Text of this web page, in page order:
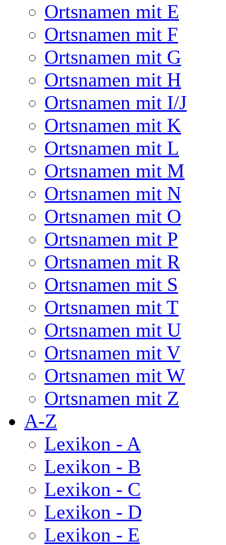
Ortsnamen mit E
Ortsnamen mit F
Ortsnamen mit G
Ortsnamen mit H
Ortsnamen mit I/J
Ortsnamen mit K
Ortsnamen mit L
Ortsnamen mit M
Ortsnamen mit N
Ortsnamen mit O
Ortsnamen mit P
Ortsnamen mit R
Ortsnamen mit S
Ortsnamen mit T
Ortsnamen mit U
Ortsnamen mit V
Ortsnamen mit W
Ortsnamen mit Z
A-Z
Lexikon - A
Lexikon - B
Lexikon - C
Lexikon - D
Lexikon - E